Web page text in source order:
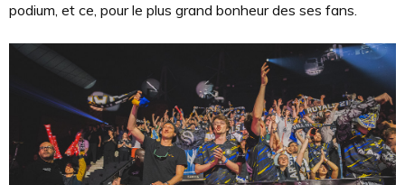
podium, et ce, pour le plus grand bonheur des ses fans.